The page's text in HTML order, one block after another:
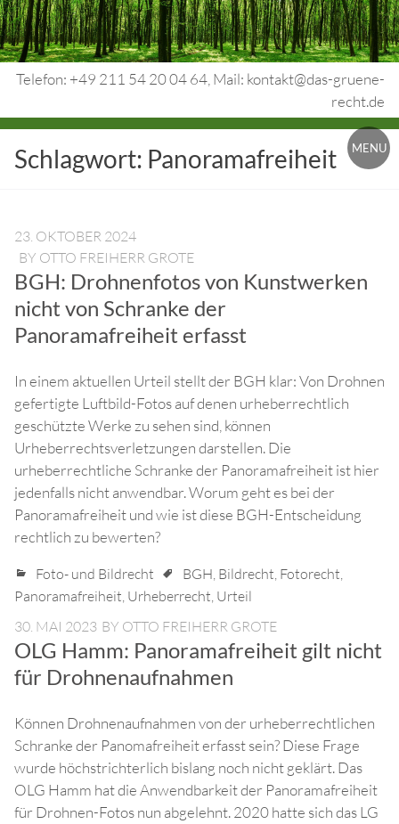
Skip
to
content
Telefon: +49 211 54 20 04 64, Mail: kontakt@das-gruene-
recht.de
Urheberrecht.
Medienrecht.
Rechtsschutz.
MENU
Schlagwort: Panoramafreiheit
23. OKTOBER 2024
BY OTTO FREIHERR GROTE
BGH: Drohnenfotos von Kunstwerken
nicht von Schranke der
Panoramafreiheit erfasst
In einem aktuellen Urteil stellt der BGH klar: Von Drohnen
gefertigte Luftbild-Fotos auf denen urheberrechtlich
geschützte Werke zu sehen sind, können
Urheberrechtsverletzungen darstellen. Die
urheberrechtliche Schranke der Panoramafreiheit ist hier
jedenfalls nicht anwendbar. Worum geht es bei der
Panoramafreiheit und wie ist diese BGH-Entscheidung
rechtlich zu bewerten?
Foto- und Bildrecht BGH, Bildrecht, Fotorecht,
Panoramafreiheit, Urheberrecht, Urteil
30. MAI 2023 BY OTTO FREIHERR GROTE
OLG Hamm: Panoramafreiheit gilt nicht
für Drohnenaufnahmen
Können Drohnenaufnahmen von der urheberrechtlichen
Schranke der Panomafreiheit erfasst sein? Diese Frage
wurde höchstrichterlich bislang noch nicht geklärt. Das
OLG Hamm hat die Anwendbarkeit der Panoramafreiheit
für Drohnen-Fotos nun abgelehnt. 2020 hatte sich das LG